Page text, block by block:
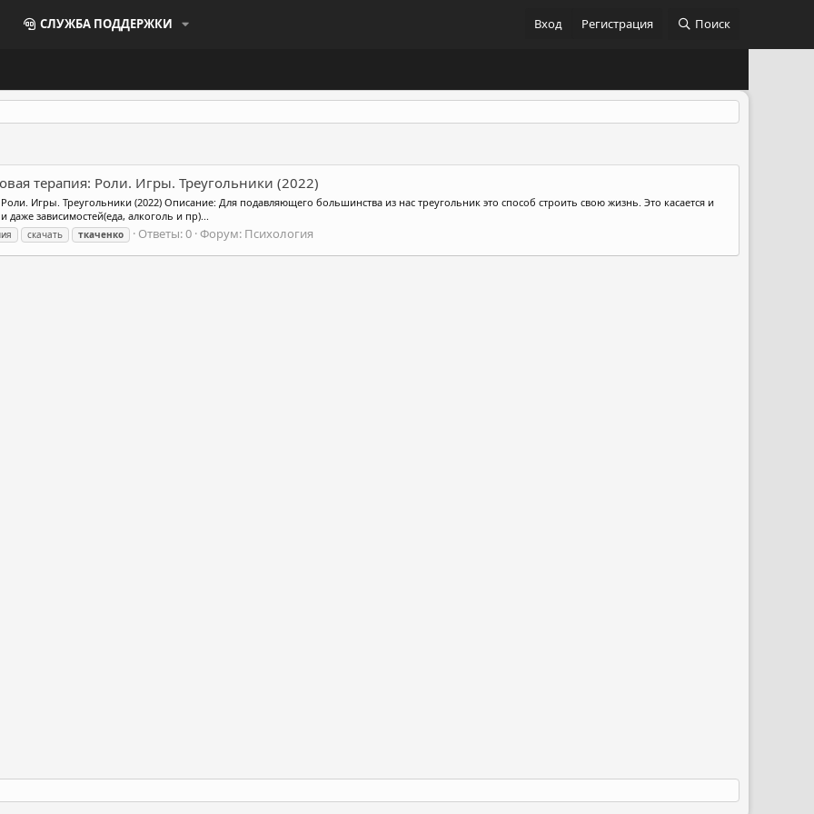
СЛУЖБА ПОДДЕРЖКИ Вход Регистрация Поиск
терапия: Роли. Игры. Треугольники (2022)
Игры. Треугольники (2022) Описание: Для подавляющего большинства из нас треугольник это способ строить свою жизнь. Это касается и
зависимостей(еда, алкоголь и пр)...
скачать ткаченко Ответы: 0 Форум: Психология